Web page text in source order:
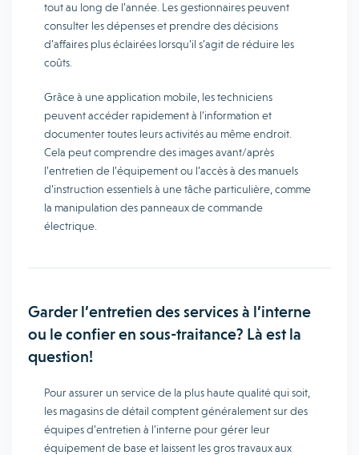
tout au long de l’année. Les gestionnaires peuvent
consulter les dépenses et prendre des décisions
d’affaires plus éclairées lorsqu’il s’agit de réduire les
coûts.
Grâce à une application mobile, les techniciens
peuvent accéder rapidement à l’information et
documenter toutes leurs activités au même endroit.
Cela peut comprendre des images avant/après
l’entretien de l’équipement ou l’accès à des manuels
d’instruction essentiels à une tâche particulière, comme
la manipulation des panneaux de commande
électrique.
Garder l’entretien des services à l’interne
ou le confier en sous-traitance? Là est la
question!
Pour assurer un service de la plus haute qualité qui soit,
les magasins de détail comptent généralement sur des
équipes d’entretien à l’interne pour gérer leur
équipement de base et laissent les gros travaux aux